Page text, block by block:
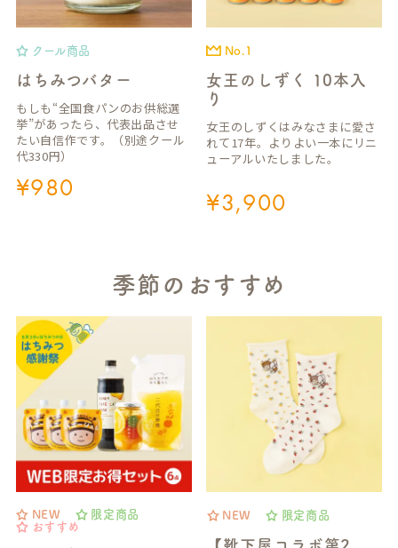
クール商品
はちみつバター
もしも“全国食パンのお供総選
挙”があったら、代表出品させ
たい自信作です。（別途クール
代330円）
¥980
No.1
女王のしずく 10本入
り
女王のしずくはみなさまに愛さ
れて17年。よりよい一本にリニ
ューアルいたしました。
¥3,900
季節のおすすめ
NEW
限定商品
おすすめ
NEW 限定商品